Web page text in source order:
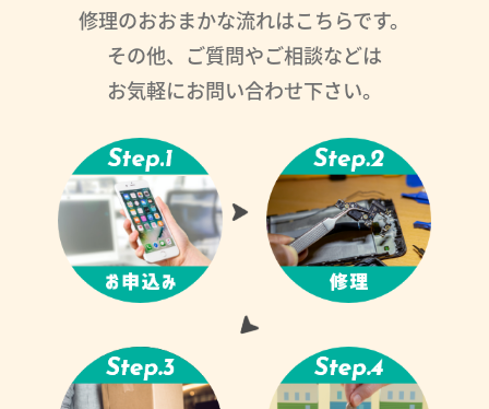
修理のおおまかな流れはこちらです。
その他、ご質問やご相談などは
お気軽にお問い合わせ下さい。